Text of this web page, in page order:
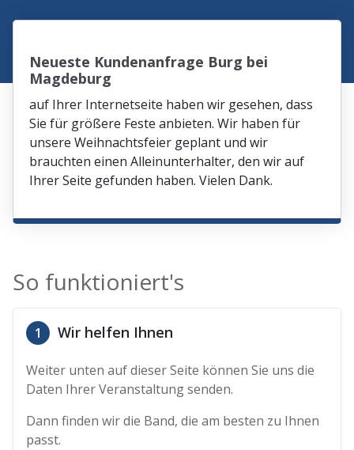
Neueste Kundenanfrage Burg bei
Magdeburg
auf Ihrer Internetseite haben wir gesehen, dass
Sie für größere Feste anbieten. Wir haben für
unsere Weihnachtsfeier geplant und wir
brauchten einen Alleinunterhalter, den wir auf
Ihrer Seite gefunden haben. Vielen Dank.
So funktioniert's
1 Wir helfen Ihnen
Weiter unten auf dieser Seite können Sie uns die
Daten Ihrer Veranstaltung senden.
Dann finden wir die Band, die am besten zu Ihnen
passt.